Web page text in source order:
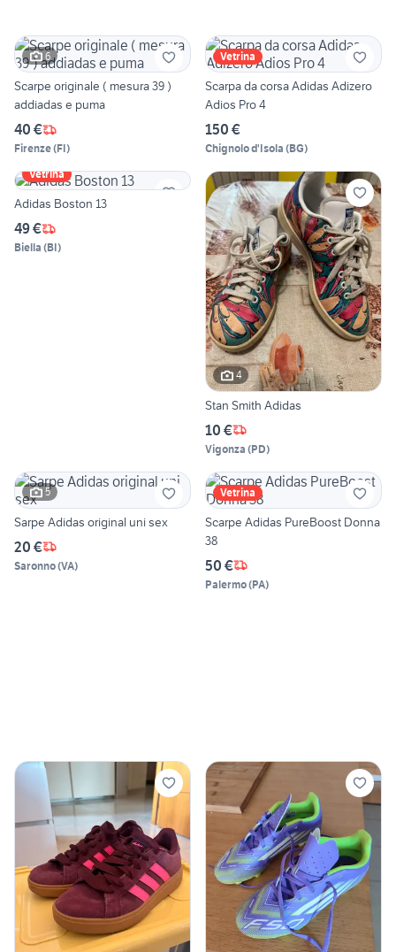
6
Scarpe originale ( mesura 39 )
addiadas e puma
40 €
Firenze(FI)
Vetrina
Scarpa da corsa Adidas Adizero
Adios Pro 4
150 €
Chignolo d'Isola (BG)
Vetrina
Adidas Boston 13
49 €
Biella (BI)
4
Stan Smith Adidas
10 €
Vigonza (PD)
5
Sarpe Adidas original uni sex
20 €
Saronno(VA)
Vetrina
Scarpe Adidas PureBoost Donna
38
50 €
Palermo(PA)